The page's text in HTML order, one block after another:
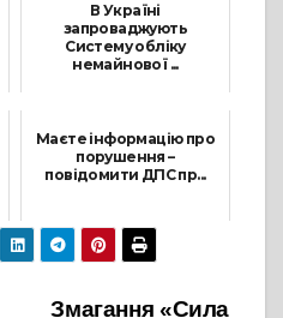
В Україні
запроваджують
Систему обліку
немайнової ...
Маєте інформацію про
порушення –
повідомити ДПС пр...
7 Березня, 2023
Змагання «Сила